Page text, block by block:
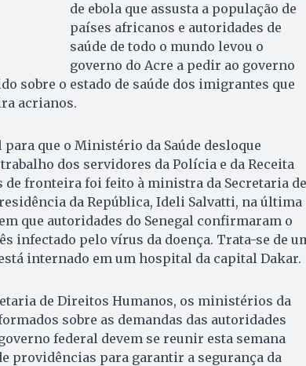
de ebola que assusta a população de
países africanos e autoridades de
saúde de todo o mundo levou o
governo do Acre a pedir ao governo
sobre o estado de saúde dos imigrantes que
acrianos.
que o Ministério da Saúde desloque
dos servidores da Polícia e da Receita
de fronteira foi feito à ministra da Secretaria de
da República, Ideli Salvatti, na última
que autoridades do Senegal confirmaram o
infectado pelo vírus da doença. Trata-se de
internado em um hospital da capital Dakar.
de Direitos Humanos, os ministérios da
sobre as demandas das autoridades
federal devem se reunir esta semana
providências para garantir a segurança da